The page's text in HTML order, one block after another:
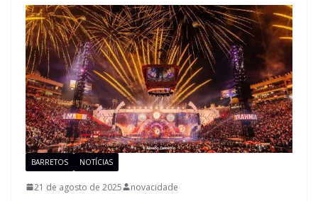
BARRETOS NOTÍCIAS
21 de agosto de 2025 novacidade